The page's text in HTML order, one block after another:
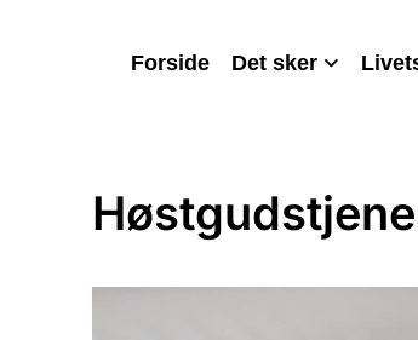
Forside Det sker